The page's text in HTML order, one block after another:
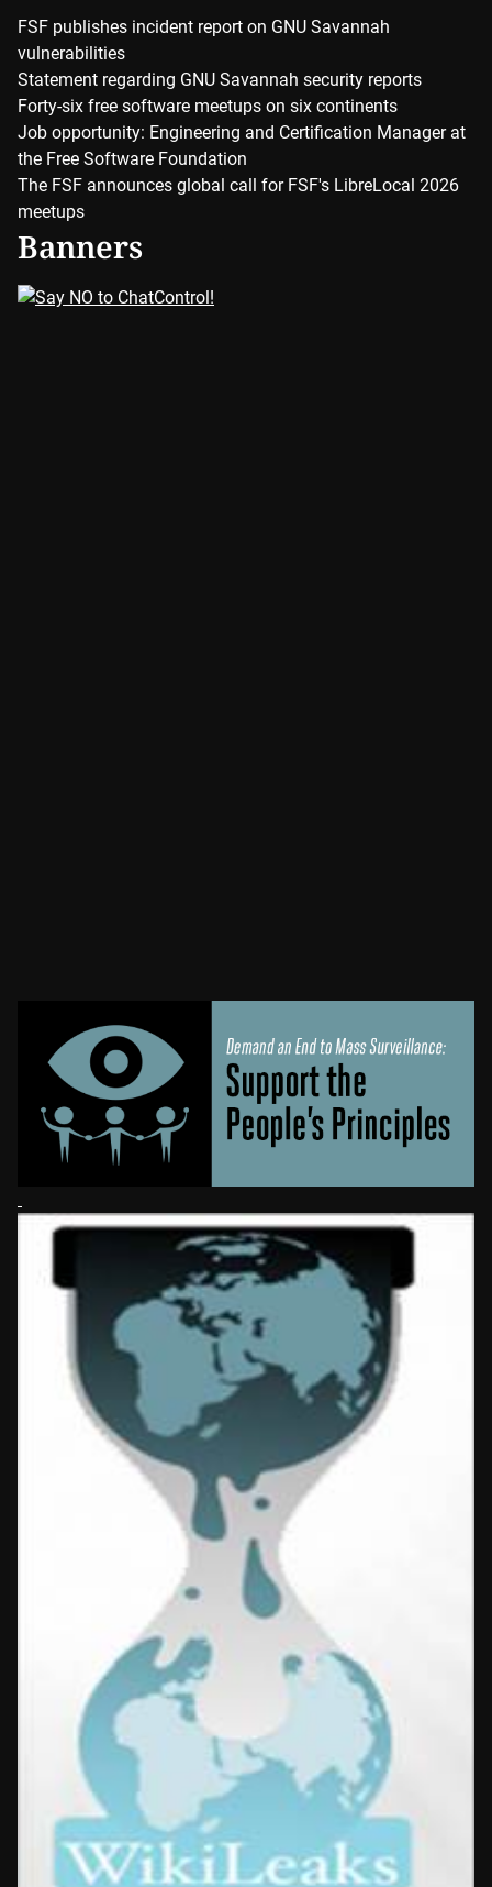
FSF publishes incident report on GNU Savannah
vulnerabilities
Statement regarding GNU Savannah security reports
Forty-six free software meetups on six continents
Job opportunity: Engineering and Certification Manager at
the Free Software Foundation
The FSF announces global call for FSF's LibreLocal 2026
meetups
Banners